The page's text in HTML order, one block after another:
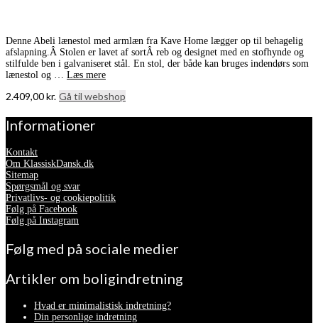
Denne Abeli lænestol med armlæn fra Kave Home lægger op til behagelig
afslapning.Â Stolen er lavet af sortÂ reb og designet med en stofhynde og
stilfulde ben i galvaniseret stål. En stol, der både kan bruges indendørs som
lænestol og … Læs mere
2.409,00kr. Gå til webshop
Informationer
Kontakt
Om KlassiskDansk.dk
Sitemap
Spørgsmål og svar
Privatlivs- og cookiepolitik
Følg på Facebook
Følg på Instagram
Følg med på sociale medier
Artikler om boligindretning
Hvad er minimalistisk indretning?
Din personlige indretning